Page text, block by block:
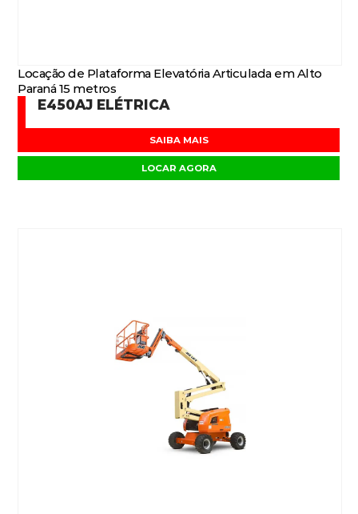
Locação de Plataforma Elevatória Articulada em Alto
Paraná 15 metros
E450AJ ELÉTRICA
SAIBA MAIS
LOCAR AGORA